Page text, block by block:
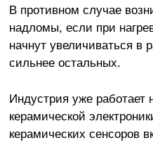
В противном случае
надломы, если при
начнут увеличиваться в
сильнее остальных.
Индустрия уже работает
керамической
керамических сенсоров